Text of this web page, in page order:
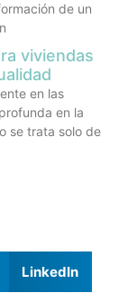
de un
viviendas
en las
en la
se trata solo de
LinkedIn